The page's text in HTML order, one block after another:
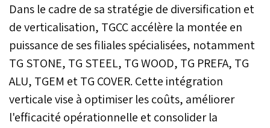
Dans le cadre de sa stratégie de diversification et
de verticalisation, TGCC accélère la montée en
puissance de ses filiales spécialisées, notamment
TG STONE, TG STEEL, TG WOOD, TG PREFA, TG
ALU, TGEM et TG COVER. Cette intégration
verticale vise à optimiser les coûts, améliorer
l'efficacité opérationnelle et consolider la